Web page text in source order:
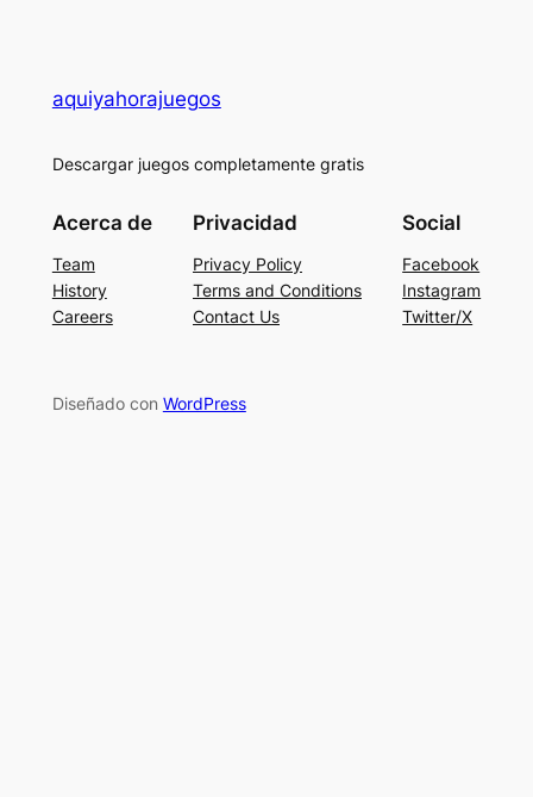
aquiyahorajuegos
Descargar juegos completamente gratis
Acerca de
Team
History
Careers
Privacidad
Privacy Policy
Terms and Conditions
Contact Us
Social
Facebook
Instagram
Twitter/X
Diseñado con WordPress